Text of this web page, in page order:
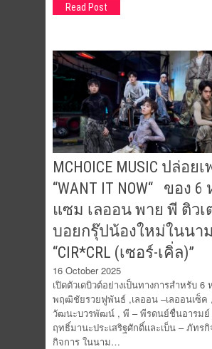
Read Post
MCHOICE MUSIC ปล่อย
“WANT IT NOW“ ของ
แซม เลออน พาย พี ติวเ
บอยกรุ๊ปน้องใหม่ในนา
“CIR*CRL (เซอร์-เคิ่ล)”
16 October 2025
เปิดตัวเดบิวต์อย่างเป็นทางการสำหรับ
พฤฒิชัยรวยฟูพันธ์ ,เลออน –เลออนเซ็ค
วัฒนะบวรพัฒน์ , พี – พีรดนย์ชื่นอารมย์
ฤทธิ์มานะประเสริฐศักดิ์และเบ็น – ภัทร
กิจการ ในนาม…